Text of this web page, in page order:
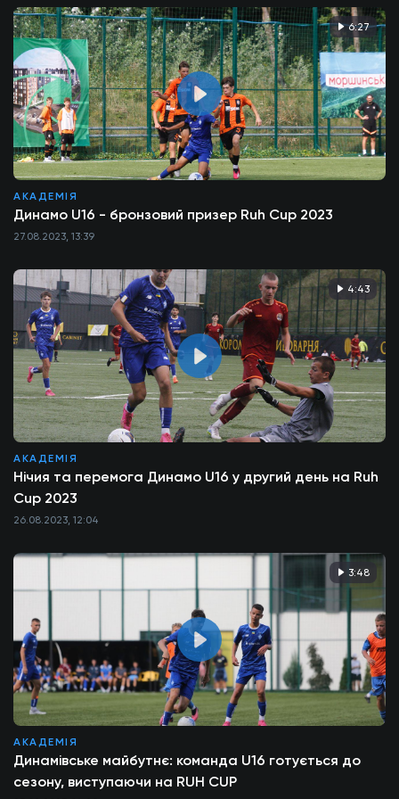
6:27
АКАДЕМІЯ
Динамо U16 - бронзовий призер Ruh Cup 2023
27.08.2023, 13:39
4:43
АКАДЕМІЯ
Нічия та перемога Динамо U16 у другий день на Ruh
Cup 2023
26.08.2023, 12:04
3:48
АКАДЕМІЯ
Динамівське майбутнє: команда U16 готується до
сезону, виступаючи на RUH CUP